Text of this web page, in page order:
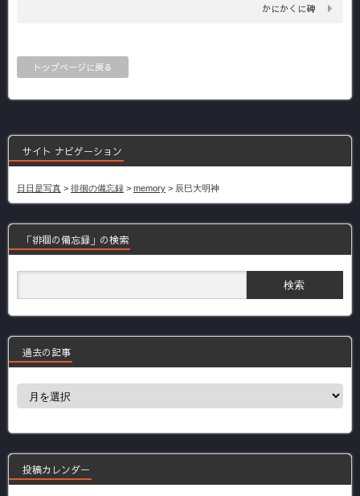
かにかくに碑
トップページに戻る
サイト ナビゲーション
日日是写真 > 徘徊の備忘録 > memory > 辰巳大明神
「徘徊の備忘録」の検索
過去の記事
過
事
投稿カレンダー